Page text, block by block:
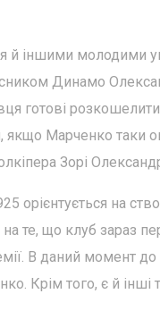
й іншими молодими
Динамо
готові
Марченко таки
Зорі
орієнтується на
те, що клуб зараз
В даний момент до
Крім того, є й інші